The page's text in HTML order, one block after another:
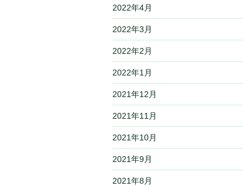
2022年4月
2022年3月
2022年2月
2022年1月
2021年12月
2021年11月
2021年10月
2021年9月
2021年8月